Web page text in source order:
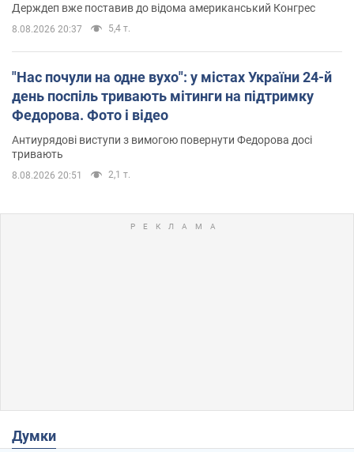
Держдеп вже поставив до відома американський Конгрес
8.08.2026 20:37 5,4 т.
"Нас почули на одне вухо": у містах України 24-й
день поспіль тривають мітинги на підтримку
Федорова. Фото і відео
Антиурядові виступи з вимогою повернути Федорова досі
тривають
8.08.2026 20:51 2,1 т.
Думки